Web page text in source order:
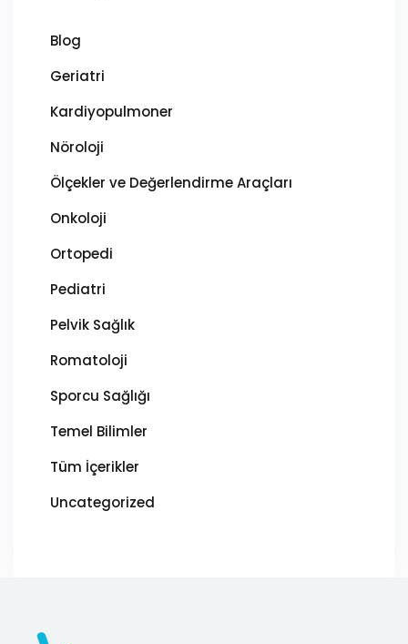
Blog
Geriatri
Kardiyopulmoner
Nöroloji
Ölçekler ve Değerlendirme Araçları
Onkoloji
Ortopedi
Pediatri
Pelvik Sağlık
Romatoloji
Sporcu Sağlığı
Temel Bilimler
Tüm İçerikler
Uncategorized